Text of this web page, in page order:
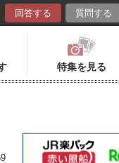
回答する 質問する
特集を見る